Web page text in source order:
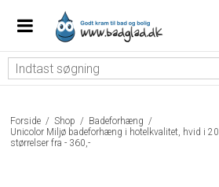
Forside / Shop / Badeforhæng /
Unicolor Miljø badeforhæng i hotelkvalitet, hvid i 20
størrelser fra - 360,-